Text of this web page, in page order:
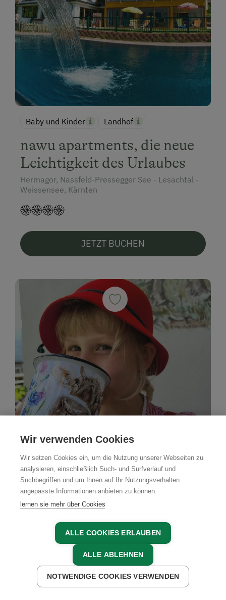
Baby und Kinder Landhof
nawu apartments, die neue
Leichtigkeit des Urlaubes
Hermagor, Nassfeld-Pressegger See - Lesachtal -
Weissensee, Kärnten
JETZT BUCHEN
Bauernhof
Gerhard Groschacher vlg.
Hermagor-Pressegger See, Nassfeld-Pressegger
See - Lesachtal - Weissensee, Kärnten
JETZT ANFRAGEN
Wir verwenden Cookies
Wir setzen Cookies ein, um die Nutzung unserer Webseiten zu
analysieren, einschließlich Such- und Surfverlauf und
Suchbegriffen und um Ihnen auf Ihr Nutzungsverhalten
angepasste Informationen anbieten zu können.
lernen sie mehr über Cookies
ALLE COOKIES ERLAUBEN
ALLE ABLEHNEN
NOTWENDIGE COOKIES VERWENDEN